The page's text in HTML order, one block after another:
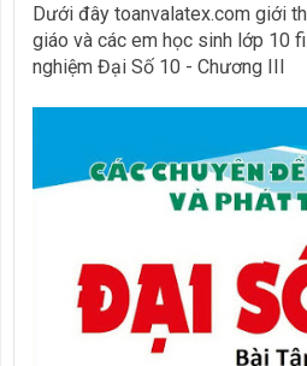
Dưới đây toanvalatex.com giới
giáo và các em học sinh lớp 10
nghiệm Đại Số 10 - Chương III